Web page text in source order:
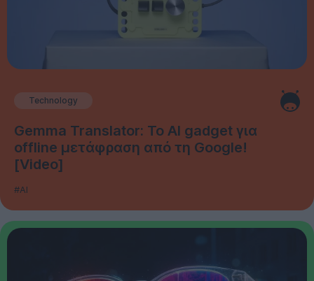
Technology
Gemma Translator: Το AI gadget για
offline μετάφραση από τη Google!
[Video]
#AI